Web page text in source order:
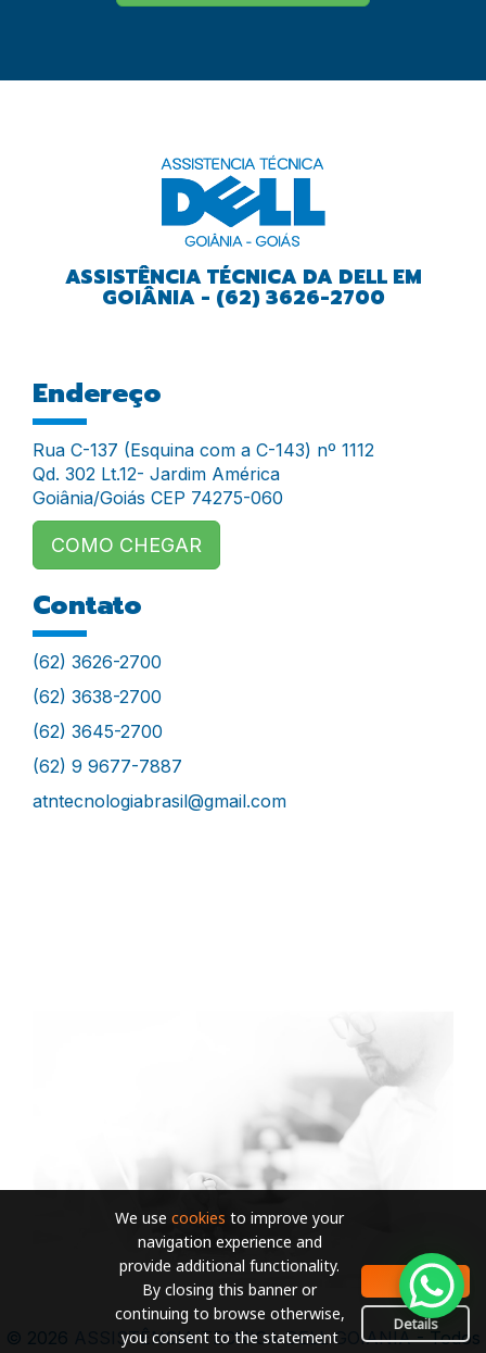
We use cookies to improve your
navigation experience and
provide additional functionality.
By closing this banner or
continuing to browse otherwise,
you consent to the statement
OK
Details
powered by
ASSISTÊNCIA TÉCNICA DA DELL EM
GOIÂNIA - (62) 3626-2700
Endereço
Rua C-137 (Esquina com a C-143) nº 1112
Qd. 302 Lt.12- Jardim América
Goiânia/Goiás CEP 74275-060
COMO CHEGAR
Contato
(62) 3626-2700
(62) 3638-2700
(62) 3645-2700
(62) 9 9677-7887
atntecnologiabrasil@gmail.com
© 2026 ASSISTÊNCIA TECNICA DELL GOIANIA- Todos